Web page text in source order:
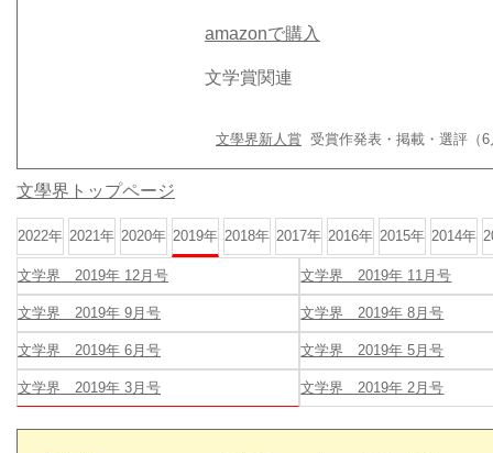
amazonで購入
文学賞関連
文學界新人賞 受賞作発表・掲載・選評（
文學界トップページ
2022年 2021年 2020年 2019年 2018年 2017年 2016年 2015年 2014年
文学界 2019年 12月号 文学界 2019年 11月号
文学界 2019年 9月号 文学界 2019年 8月号
文学界 2019年 6月号 文学界 2019年 5月号
文学界 2019年 3月号 文学界 2019年 2月号